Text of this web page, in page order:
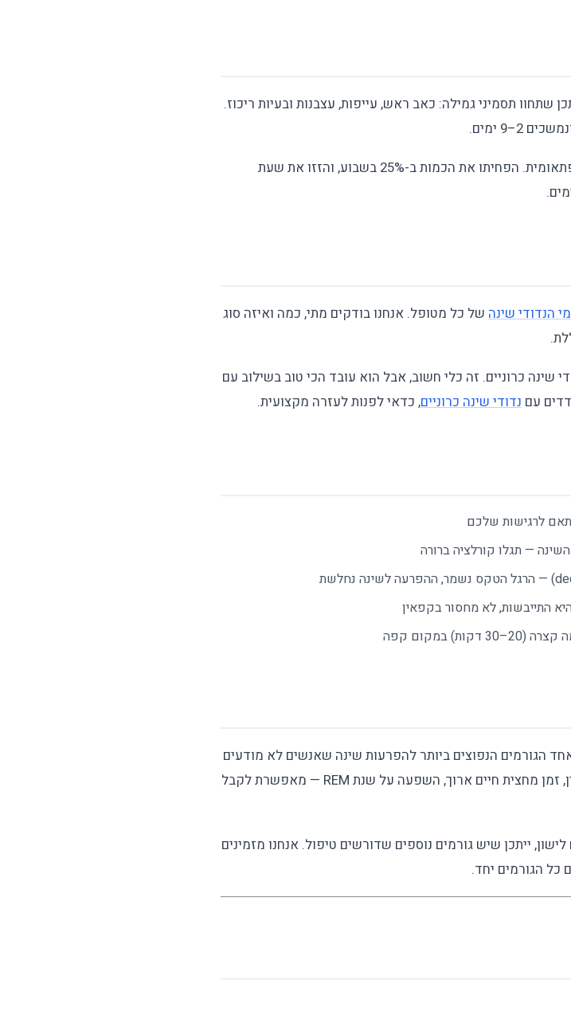
שתחוו תסמיני גמילה: כאב ראש, עייפות, עצבנות ובעיות ריכוז.
— לא הפסקה פתאומית. הפחיתו את הכמות ב-25% בשבוע, והזזו את שעת
הנדודי שינה של כל מטופל. אנחנו בודקים מתי, כמה ואיזה סוג
כרוניים. זה כלי חשוב, אבל הוא עובד הכי טוב בשילוב עם
עם נדודי שינה כרוניים, כדאי לפנות לעזרה מקצועית.
— תגלו קורלציה ברורה
התייבשות, לא מחסור בקפאין
הגורמים הנפוצים ביותר להפרעות שינה שאנשים לא מודעים
אליהם. ההבנה של המנגנון הביולוגי — חסימת אדנוזין, זמן מחצית חיים ארוך, השפעה על שנת REM — מאפשרת לקבל
ייתכן שיש גורמים נוספים שדורשים טיפול. אנחנו מזמינים